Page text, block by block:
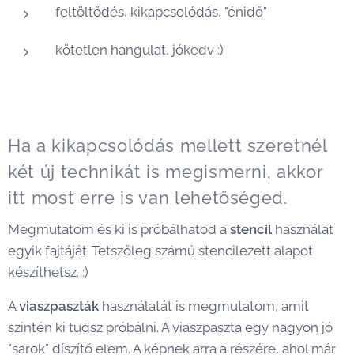
feltöltődés, kikapcsolódás, "énidő"
kötetlen hangulat, jókedv :)
Ha a kikapcsolódás mellett szeretnél
két új technikát is megismerni, akkor
itt most erre is van lehetőséged.
Megmutatom és ki is próbálhatod a stencil használat
egyik fajtáját. Tetszőleg számú stencilezett alapot
készíthetsz. :)
Aviaszpaszták használatát is megmutatom, amit
szintén ki tudsz próbálni. A viaszpaszta egy nagyon jó
"sarok" díszítő elem. A képnek arra a részére, ahol már